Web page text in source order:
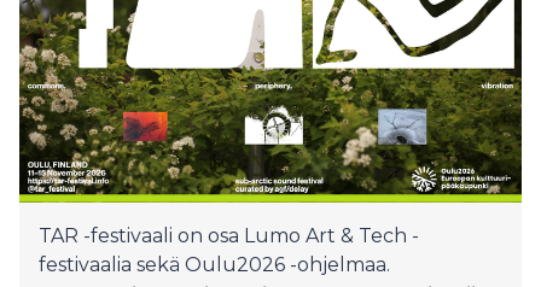
TAR -festivaali on osa Lumo Art & Tech -
festivaalia sekä Oulu2026 -ohjelmaa.